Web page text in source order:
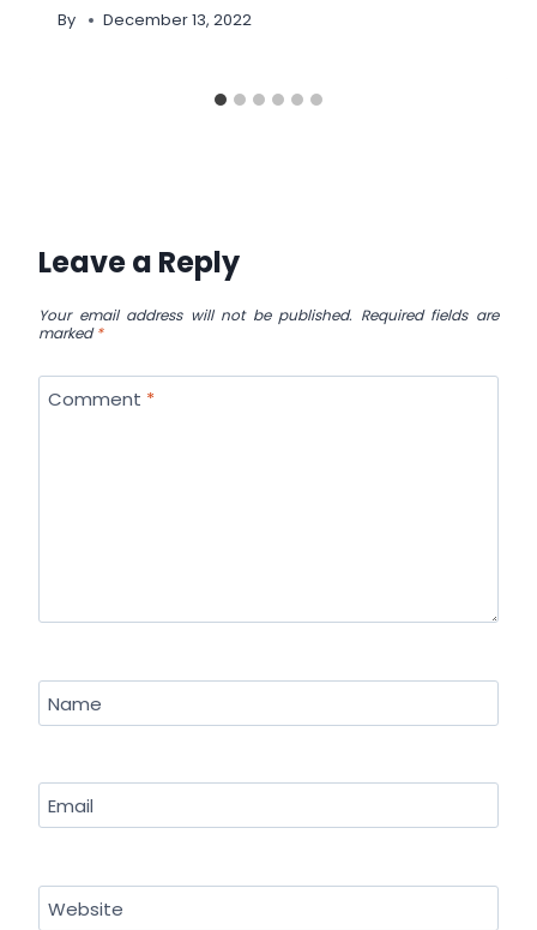
By December 13, 2022
Leave a Reply
Your email address will not be published. Required fields are
marked*
Comment *
Name
Email
Website